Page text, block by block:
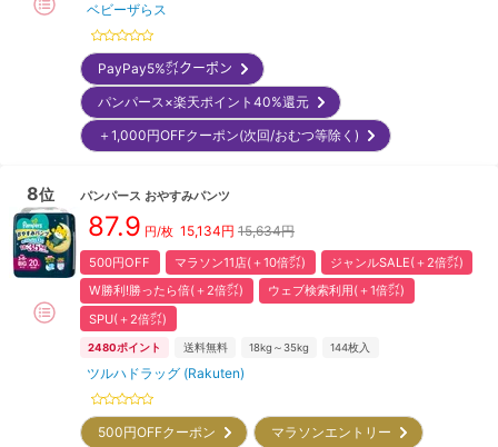
ベビーザらス
PayPay5%㌽クーポン
パンパース×楽天ポイント40%還元
＋1,000円OFFクーポン(次回/おむつ等除く)
8位 パンパース おやすみパンツ
87.9 円/枚 15,134円 15,634円
500円OFF マラソン11店(＋10倍㌽)
ジャンルSALE(＋2倍㌽)
W勝利!勝ったら倍(＋2倍㌽)
ウェブ検索利用(＋1倍㌽)
SPU(＋2倍㌽)
2480ポイント 送料無料 18kg～35kg 144枚入
ツルハドラッグ (Rakuten)
500円OFFクーポン
マラソンエントリー